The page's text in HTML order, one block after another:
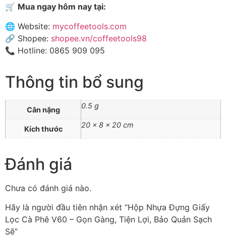
🛒 Mua ngay hôm nay tại:
🌐 Website: mycoffeetools.com
🔗 Shopee: shopee.vn/coffeetools98
📞 Hotline: 0865 909 095
Thông tin bổ sung
Cân nặng 0.5 g
Kích thước 20 × 8 × 20 cm
Đánh giá
Chưa có đánh giá nào.
Hãy là người đầu tiên nhận xét “Hộp Nhựa Đựng Giấy
Lọc Cà Phê V60 – Gọn Gàng, Tiện Lợi, Bảo Quản Sạch
Sẽ”